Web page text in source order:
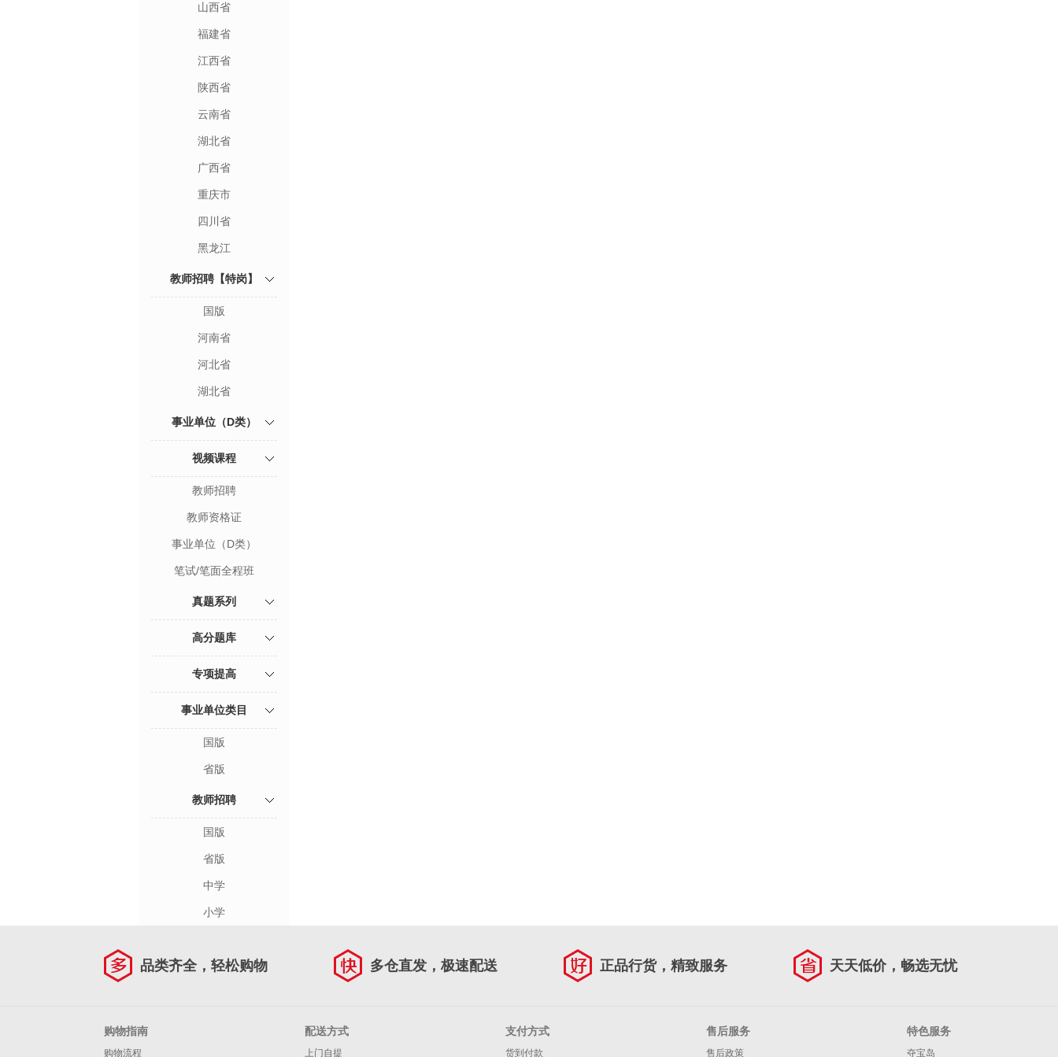
山西省
福建省
江西省
陕西省
云南省
湖北省
广西省
重庆市
四川省
黑龙江
教师招聘【特岗】
国版
河南省
河北省
湖北省
事业单位（D类）
视频课程
教师招聘
教师资格证
事业单位（D类）
笔试/笔面全程班
真题系列
高分题库
专项提高
事业单位类目
国版
省版
教师招聘
国版
省版
中学
小学
品类齐全，轻松购物 多仓直发，极速配送 正品行货，精致服务 天天低价，畅选无忧
购物指南
购物流程
配送方式
上门自提
支付方式
货到付款
售后服务
售后政策
特色服务
夺宝岛